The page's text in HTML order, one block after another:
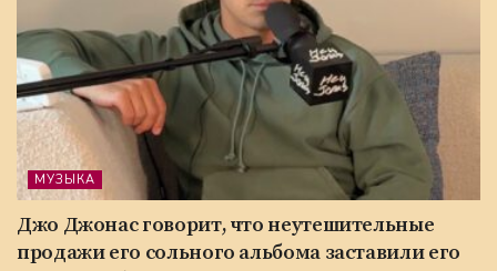
МУЗЫКА
Джо Джонас говорит, что неутешительные
продажи его сольного альбома заставили его